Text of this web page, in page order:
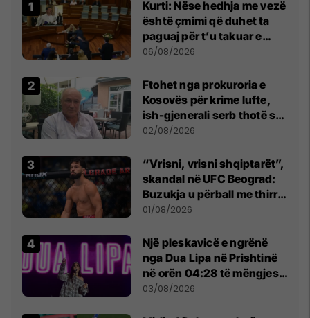
Kurti: Nëse hedhja me vezë
është çmimi që duhet ta
paguaj për t’u takuar e
bashkëbiseduar jam i
06/08/2026
Ftohet nga prokuroria e
Kosovës për krime lufte,
ish-gjenerali serb thotë se
dikush e tradhtoi në
02/08/2026
“Vrisni, vrisni shqiptarët”,
skandal në UFC Beograd:
Buzukja u përball me thirrje
anti-shqiptare nga
01/08/2026
Një pleskavicë e ngrënë
nga Dua Lipa në Prishtinë
në orën 04:28 të mëngjesit
- dhe bota digjitale serbe
03/08/2026